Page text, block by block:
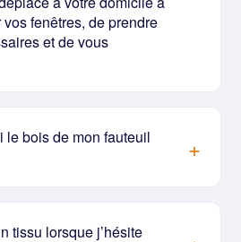
vos fenêtres, de prendre
et de vous
le bois de mon fauteuil
tissu lorsque j’hésite